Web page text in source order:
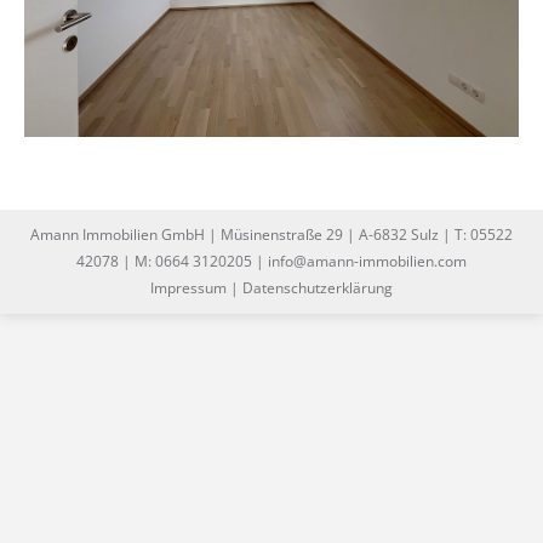
Amann Immobilien GmbH | Müsinenstraße 29 | A-6832 Sulz | T: 05522
42078 | M: 0664 3120205 | info@amann-immobilien.com
Impressum | Datenschutzerklärung